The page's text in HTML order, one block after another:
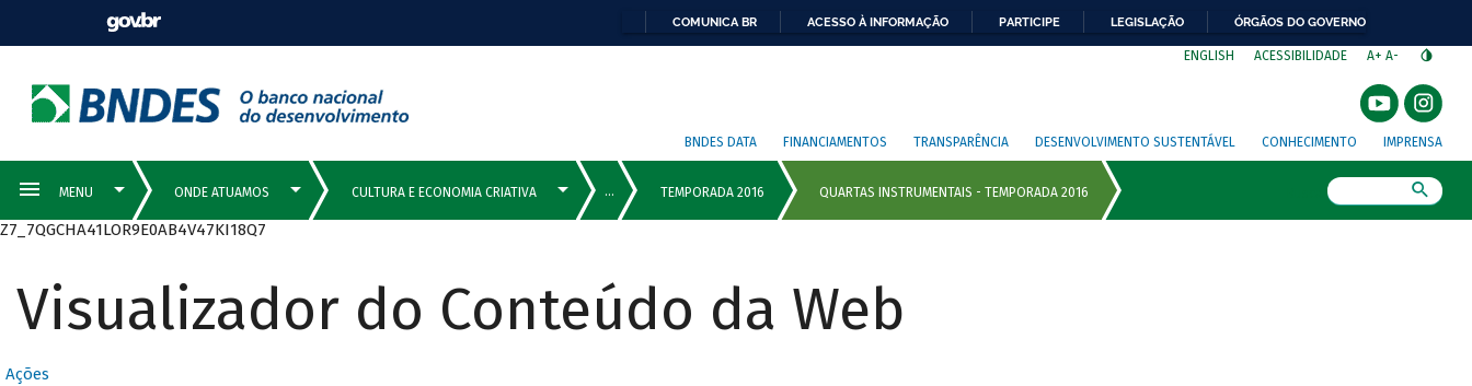
COMUNICA BR ACESSO À INFORMAÇÃO PARTICIPE LEGISLAÇÃO ÓRGÃOS DO GOVERNO
ENGLISH ACESSIBILIDADE A+ A-
BNDES DATA FINANCIAMENTOS TRANSPARÊNCIA DESENVOLVIMENTO SUSTENTÁVEL CONHECIMENTO IMPRENSA
Z7_7QGCHA41LOR9E0AB4V47KI18Q7
Visualizador do Conteúdo da Web
Ações